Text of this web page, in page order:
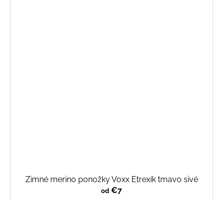
Zimné merino ponožky Voxx Etrexík tmavo sivé
od €7